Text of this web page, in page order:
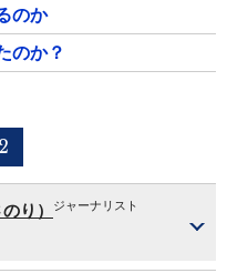
のか
のか？
2
り） ジャーナリスト